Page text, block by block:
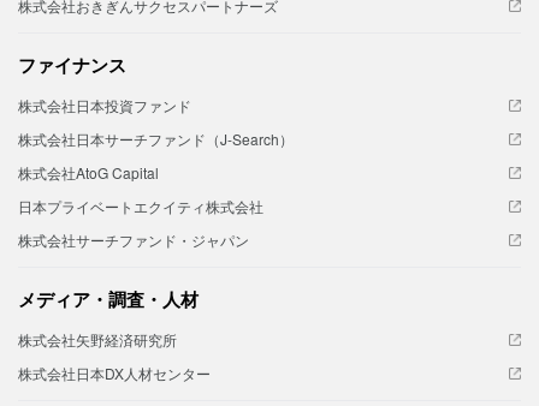
株式会社おきぎんサクセスパートナーズ
ファイナンス
株式会社日本投資ファンド
株式会社日本サーチファンド（J-Search）
株式会社AtoG Capital
日本プライベートエクイティ株式会社
株式会社サーチファンド・ジャパン
メディア・調査・人材
株式会社矢野経済研究所
株式会社日本DX人材センター